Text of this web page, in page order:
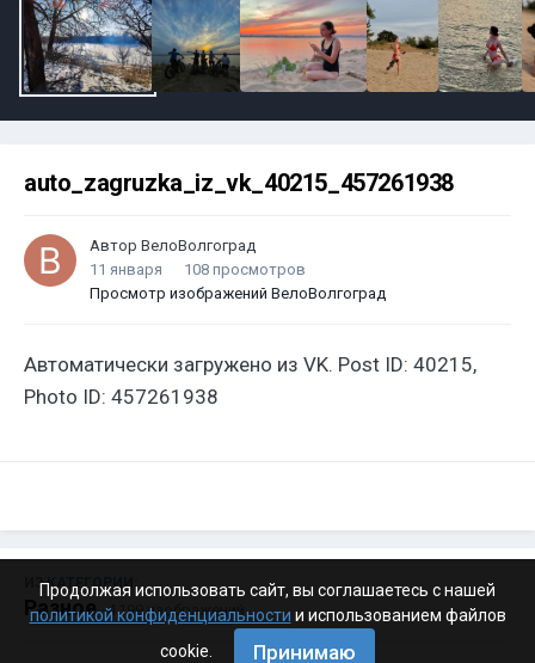
auto_zagruzka_iz_vk_40215_457261938
Автор ВелоВолгоград
11 января
108 просмотров
Просмотр изображений ВелоВолгоград
Автоматически загружено из VK. Post ID: 40215,
Photo ID: 457261938
ИЗ КАТЕГОРИИ:
Разное · 4 199 изображений
Продолжая использовать сайт, вы соглашаетесь с нашей
политикой конфиденциальности и использованием файлов
cookie.
Принимаю